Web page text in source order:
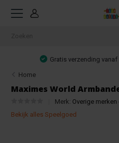
Gratis verzending
Home
Maximes World
Merk: Overige
Bekijk alles Speelgoed